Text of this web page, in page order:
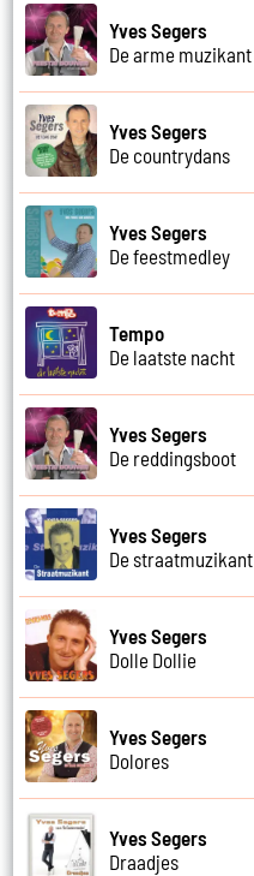
Yves Segers
De arme muzikant
Yves Segers
De countrydans
Yves Segers
De feestmedley
Tempo
De laatste nacht
Yves Segers
De reddingsboot
Yves Segers
De straatmuzikant
Yves Segers
Dolle Dollie
Yves Segers
Dolores
Yves Segers
Draadjes